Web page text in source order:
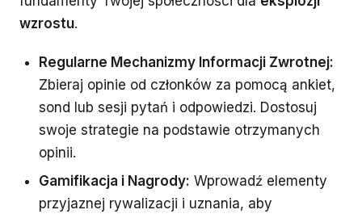
wzrostu.
Regularne Mechanizmy Informacji Zwrotnej:
Zbieraj opinie od członków za pomocą ankiet,
sond lub sesji pytań i odpowiedzi. Dostosuj
swoje strategie na podstawie otrzymanych
opinii.
Gamifikacja i Nagrody: Wprowadź elementy
przyjaznej rywalizacji i uznania, aby